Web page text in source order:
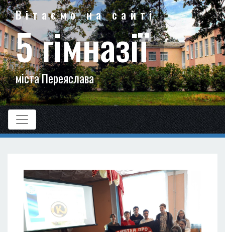
Вітаємо на сайті
5 гімназії
міста Переяслава